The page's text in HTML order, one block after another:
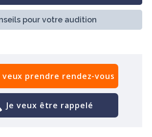
pour votre audition
veux prendre rendez-vous
Je veux être rappelé